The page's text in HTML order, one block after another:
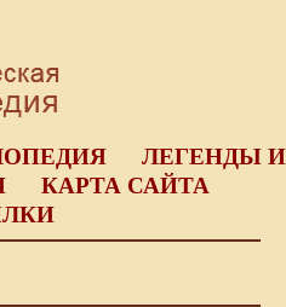
ЛЕГЕНДЫ И
КАРТА САЙТА